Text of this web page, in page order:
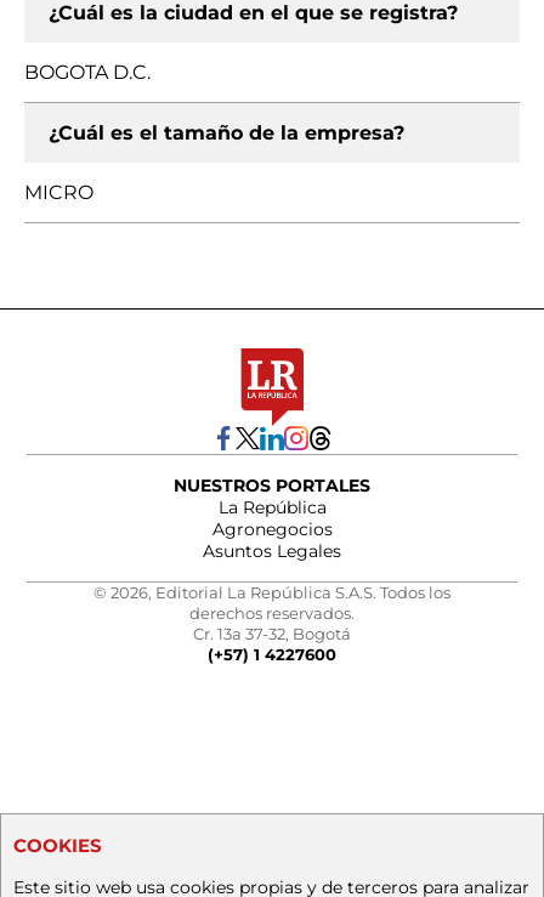
¿Cuál es la ciudad en el que se registra?
BOGOTA D.C.
¿Cuál es el tamaño de la empresa?
MICRO
NUESTROS PORTALES
La República
Agronegocios
Asuntos Legales
© 2026, Editorial La República S.A.S. Todos los
derechos reservados.
Cr. 13a 37-32, Bogotá
(+57) 1 4227600
COOKIES
Este sitio web usa cookies propias y de terceros para analizar